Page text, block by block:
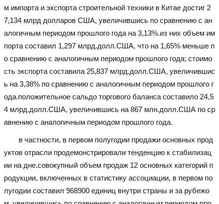
м импорта и экспорта строительной техники в Китае достиг 2
7,134 млрд долларов США, увеличившись по сравнению с ан
алогичным периодом прошлого года на 3,13%.из них объем им
порта составил 1,297 млрд.долл.США, что на 1,65% меньше п
о сравнению с аналогичным периодом прошлого года; стоимо
сть экспорта составила 25,837 млрд.долл.США, увеличившис
ь на 3,38% по сравнению с аналогичным периодом прошлого г
ода.положительное сальдо торгового баланса составило 24,5
4 млрд.долл.США, увеличившись на 867 млн.долл.США по ср
авнению с аналогичным периодом прошлого года.
в частности, в первом полугодии продажи основных прод
уктов отрасли продемонстрировали тенденцию к стабилизац
ии на дне.совокупный объем продаж 12 основных категорий п
родукции, включенных в статистику ассоциации, в первом по
лугодии составил 968900 единиц внутри страны и за рубежо